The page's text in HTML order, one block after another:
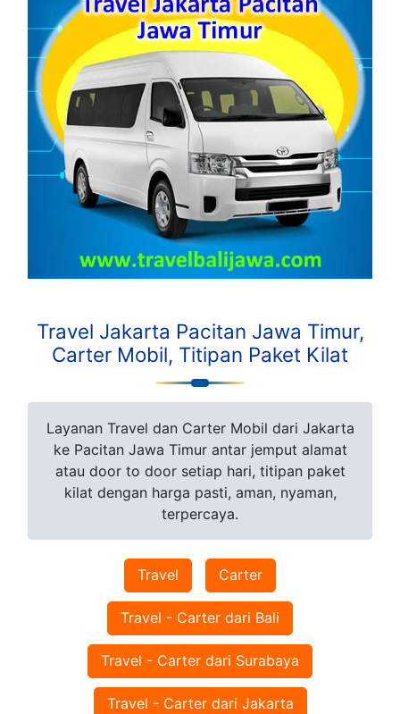
Travel Jakarta Pacitan Jawa Timur,
Carter Mobil, Titipan Paket Kilat
Layanan Travel dan Carter Mobil dari Jakarta
ke Pacitan Jawa Timur antar jemput alamat
atau door to door setiap hari, titipan paket
kilat dengan harga pasti, aman, nyaman,
terpercaya.
Travel Carter
Travel - Carter dari Bali
Travel - Carter dari Surabaya
Travel - Carter dari Jakarta